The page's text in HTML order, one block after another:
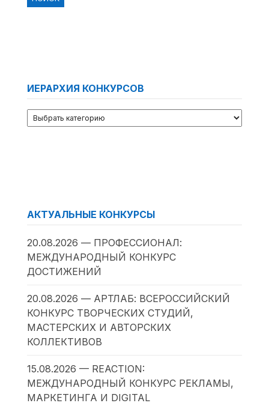
ИЕРАРХИЯ КОНКУРСОВ
АКТУАЛЬНЫЕ КОНКУРСЫ
20.08.2026 — ПРОФЕССИОНАЛ:
МЕЖДУНАРОДНЫЙ КОНКУРС
ДОСТИЖЕНИЙ
20.08.2026 — АРТЛАБ: ВСЕРОССИЙСКИЙ
КОНКУРС ТВОРЧЕСКИХ СТУДИЙ,
МАСТЕРСКИХ И АВТОРСКИХ
КОЛЛЕКТИВОВ
15.08.2026 — REACTION:
МЕЖДУНАРОДНЫЙ КОНКУРС РЕКЛАМЫ,
МАРКЕТИНГА И DIGITAL